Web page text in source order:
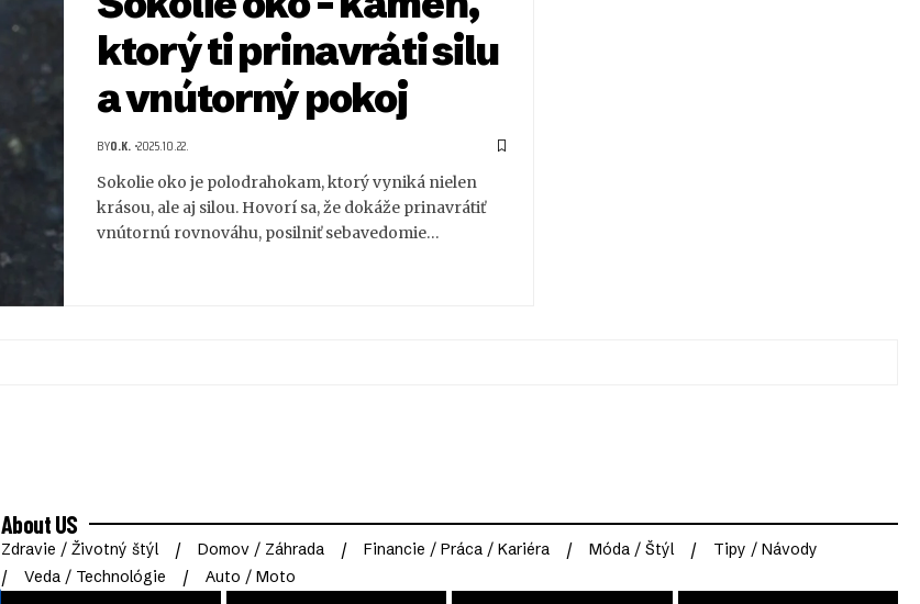
ktorý ti prinavráti silu
a vnútorný pokoj
BYO.K. 2025.10.22.
Sokolie oko je polodrahokam, ktorý vyniká nielen
krásou, ale aj silou. Hovorí sa, že dokáže prinavrátiť
vnútornú rovnováhu, posilniť sebavedomie…
About US
Zdravie / Životný štýl Domov / Záhrada Financie / Práca / Kariéra Móda / Štýl
Tipy / Návody
Veda / Technológie
Auto / Moto